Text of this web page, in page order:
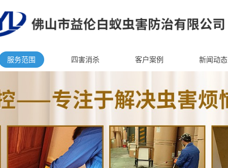
服务范围 四害消杀 客户案例 新闻动态